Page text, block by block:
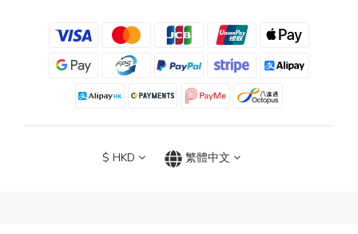
$ HKD 繁體中文